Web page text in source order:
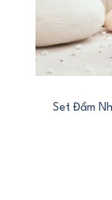
+
Set Đầm